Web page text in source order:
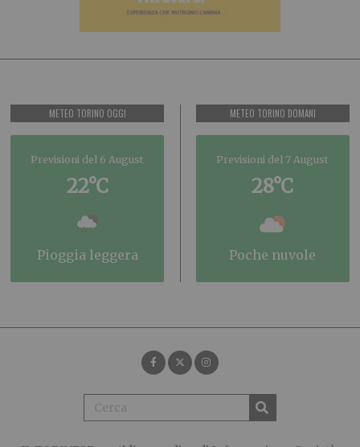
METEO TORINO OGGI
Previsioni del 6 August
22°C
pioggia leggera
METEO TORINO DOMANI
Previsioni del 7 August
28°C
poche nuvole